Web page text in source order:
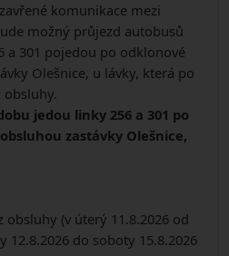
komunikace mezi
možný průjezd autobusů
a 301 pojedou po odklonové
Olešnice, u lávky, která po
obsluhy.
jedou linky 256 a 301 po
zastávky Olešnice,
obsluhy (v úterý 11.8.2026 od
12.8.2026 do soboty 15.8.2026